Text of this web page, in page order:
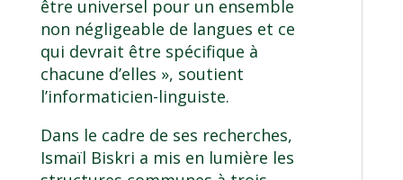
être universel pour un ensemble
non négligeable de langues et ce
qui devrait être spécifique à
chacune d’elles », soutient
l’informaticien-linguiste.
Dans le cadre de ses recherches,
Ismaïl Biskri a mis en lumière les